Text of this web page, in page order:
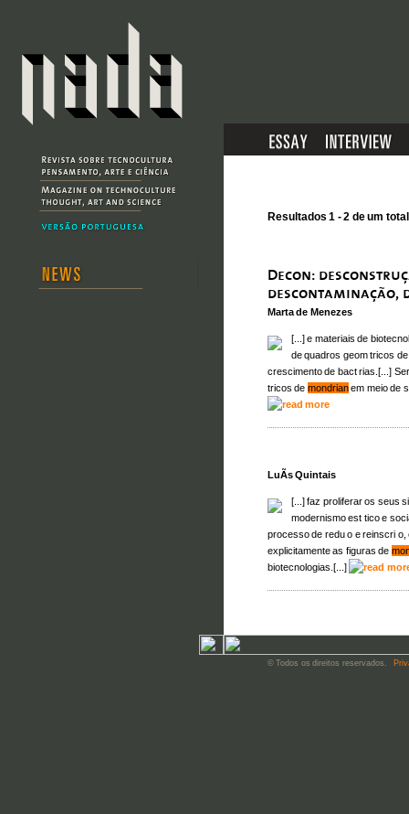
Resultados 1 - 2 de um
Marta de Menezes
[...] e materiais de
de quadros geom tricos
crescimento de bact rias.[...]
tricos de mondrianem meio de
LuÃ­s Quintais
[...] faz proliferar os seus
modernismo est tico e
processo de redu o e reinscri
explicitamente as figuras de
biotecnologias.[...]
© Todos os direitos reservados.